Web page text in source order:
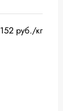
152 руб./кг